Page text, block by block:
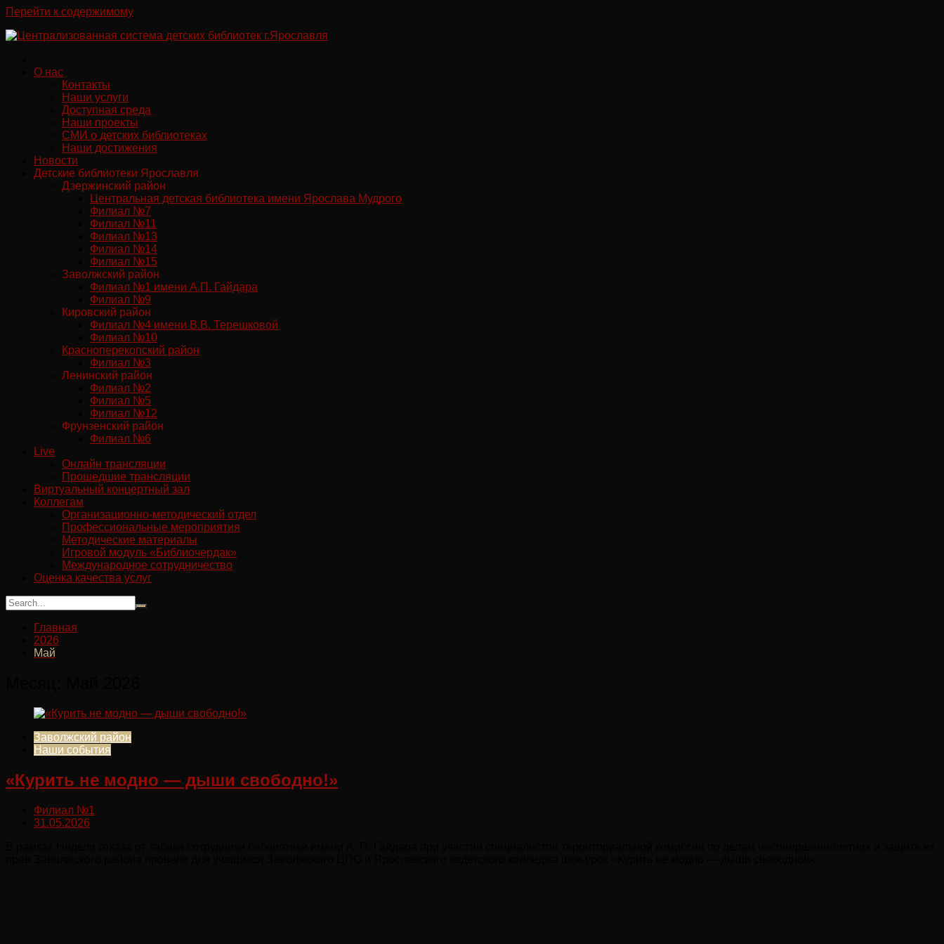
Перейти к содержимому
О нас
Контакты
Наши услуги
Доступная среда
Наши проекты
СМИ о детских библиотеках
Наши достижения
Новости
Детские библиотеки Ярославля
Дзержинский район
Центральная детская библиотека имени Ярослава Мудрого
Филиал №7
Филиал №11
Филиал №13
Филиал №14
Филиал №15
Заволжский район
Филиал №1 имени А.П. Гайдара
Филиал №9
Кировский район
Филиал №4 имени В.В. Терешковой
Филиал №10
Красноперекопский район
Филиал №3
Ленинский район
Филиал №2
Филиал №5
Филиал №12
Фрунзенский район
Филиал №6
Live
Онлайн трансляции
Прошедшие трансляции
Виртуальный концертный зал
Коллегам
Организационно-методический отдел
Профессиональные мероприятия
Методические материалы
Игровой модуль «Библиочердак»
Международное сотрудничество
Оценка качества услуг
Главная
2026
Май
Заволжский район
Наши события
«Курить не модно — дыши свободно!»
Филиал №1
31.05.2026